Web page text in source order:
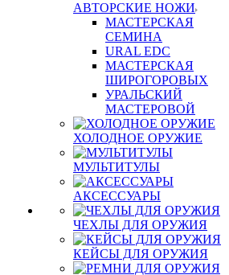
АВТОРСКИЕ НОЖИ
МАСТЕРСКАЯ
СЕМИНА
URAL EDC
МАСТЕРСКАЯ
ШИРОГОРОВЫХ
УРАЛЬСКИЙ
МАСТЕРОВОЙ
ХОЛОДНОЕ ОРУЖИЕ
МУЛЬТИТУЛЫ
АКСЕССУАРЫ
ЧЕХЛЫ ДЛЯ ОРУЖИЯ
КЕЙСЫ ДЛЯ ОРУЖИЯ